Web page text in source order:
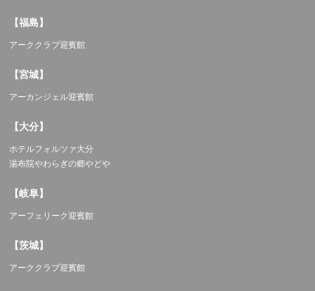
【福島】
アーククラブ迎賓館
【宮城】
アーカンジェル迎賓館
【大分】
ホテルフォルツァ大分
湯布院やわらぎの郷やどや
【岐阜】
アーフェリーク迎賓館
【茨城】
アーククラブ迎賓館